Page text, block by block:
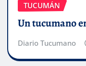
TUCUMÁN
Un tucumano
Diario Tucumano